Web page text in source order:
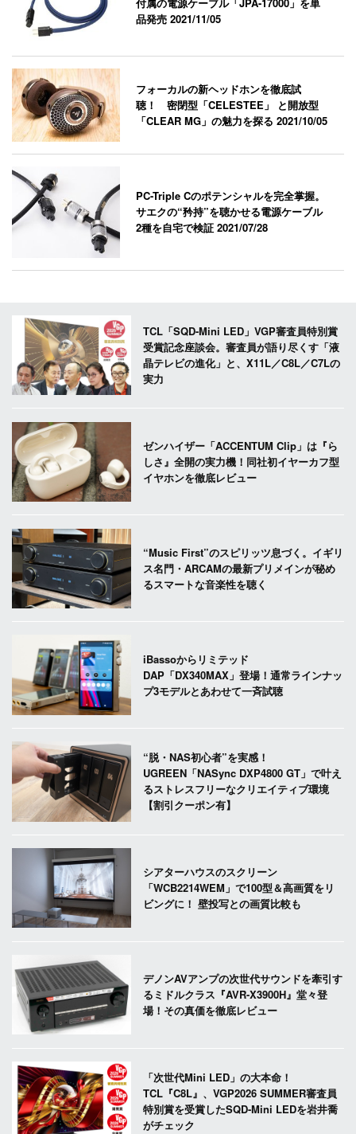
付属の電源ケーブル「JPA-17000」を単
品発売2021/11/05
フォーカルの新ヘッドホンを徹底試
聴！ 密閉型「CELESTEE」 と開放型
「CLEAR MG」の魅力を探る2021/10/05
PC-Triple Cのポテンシャルを完全掌握。
サエクの“矜持”を聴かせる電源ケーブル
2種を自宅で検証2021/07/28
TCL「SQD-Mini LED」VGP審査員特別賞
受賞記念座談会。審査員が語り尽くす「液
晶テレビの進化」と、X11L／C8L／C7Lの
実力
ゼンハイザー「ACCENTUM Clip」は『ら
しさ』全開の実力機！同社初イヤーカフ型
イヤホンを徹底レビュー
“Music First”のスピリッツ息づく。イギリ
ス名門・ARCAMの最新プリメインが秘め
るスマートな音楽性を聴く
iBassoからリミテッド
DAP「DX340MAX」登場！通常ラインナッ
プ3モデルとあわせて一斉試聴
“脱・NAS初心者”を実感！
UGREEN「NASync DXP4800 GT」で叶え
るストレスフリーなクリエイティブ環境
【割引クーポン有】
シアターハウスのスクリーン
「WCB2214WEM」で100型＆高画質をリ
ビングに！ 壁投写との画質比較も
デノンAVアンプの次世代サウンドを牽引す
るミドルクラス『AVR-X3900H』堂々登
場！その真価を徹底レビュー
「次世代Mini LED」の大本命！
TCL『C8L』、VGP2026 SUMMER審査員
特別賞を受賞したSQD-Mini LEDを岩井喬
がチェック